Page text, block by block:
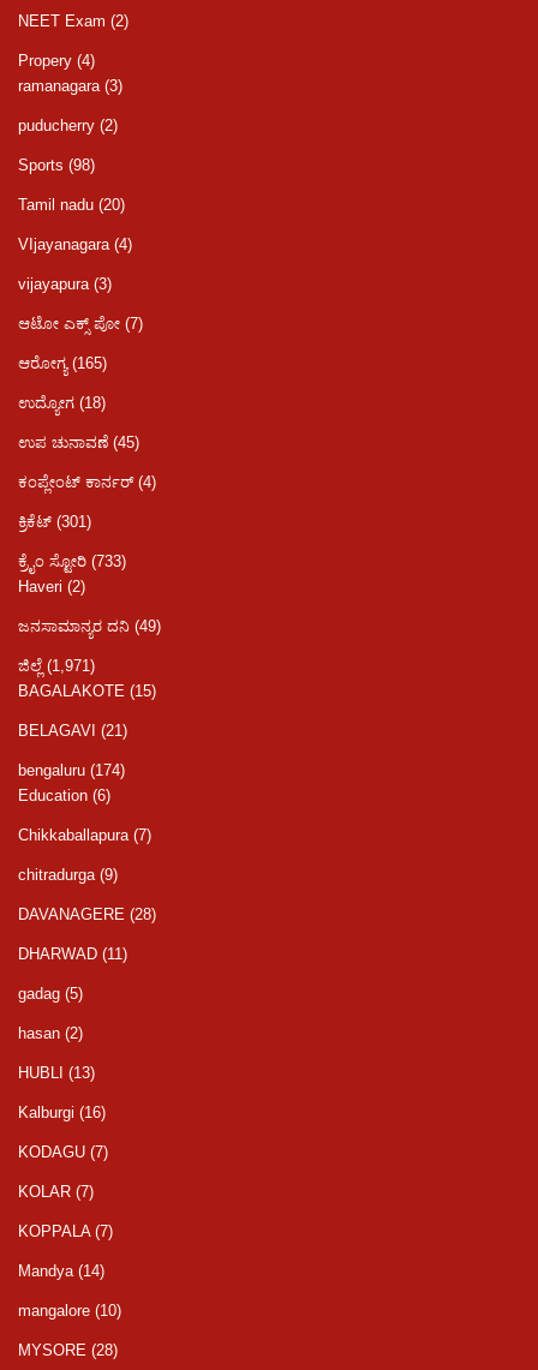
NEET Exam (2)
Propery (4)
ramanagara (3)
puducherry (2)
Sports (98)
Tamil nadu (20)
VIjayanagara (4)
vijayapura (3)
ಆಟೋ ಎಕ್ಸ್ ಪೋ (7)
ಆರೋಗ್ಯ (165)
ಉದ್ಯೋಗ (18)
ಉಪ ಚುನಾವಣೆ (45)
ಕಂಪ್ಲೇಂಟ್ ಕಾರ್ನರ್(4)
ಕ್ರಿಕೆಟ್ (301)
ಕ್ರೈಂ ಸ್ಟೋರಿ (733)
Haveri (2)
ಜನಸಾಮಾನ್ಯರ ದನಿ (49)
ಜಿಲ್ಲೆ (1,971)
BAGALAKOTE (15)
BELAGAVI (21)
bengaluru (174)
Education (6)
Chikkaballapura (7)
chitradurga (9)
DAVANAGERE (28)
DHARWAD (11)
gadag (5)
hasan (2)
HUBLI (13)
Kalburgi (16)
KODAGU (7)
KOLAR (7)
KOPPALA(7)
Mandya (14)
mangalore (10)
MYSORE (28)